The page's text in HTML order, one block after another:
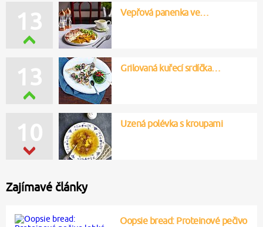
13 Vepřová panenka ve…
10 Uzená polévka s kroupami
13 Grilovaná kuřecí srdíčka…
Zajímavé články
Oopsie bread: Proteinové pečivo